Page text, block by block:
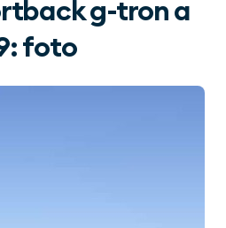
g-tron a
foto